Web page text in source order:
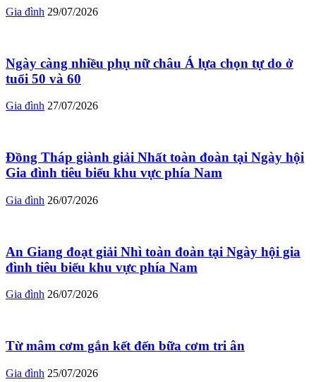
Gia đình 29/07/2026
Ngày càng nhiều phụ nữ châu Á lựa chọn tự do ở
tuổi 50 và 60
Gia đình 27/07/2026
Đồng Tháp giành giải Nhất toàn đoàn tại Ngày hội
Gia đình tiêu biểu khu vực phía Nam
Gia đình 26/07/2026
An Giang đoạt giải Nhì toàn đoàn tại Ngày hội gia
đình tiêu biểu khu vực phía Nam
Gia đình 26/07/2026
Từ mâm cơm gắn kết đến bữa cơm tri ân
Gia đình 25/07/2026